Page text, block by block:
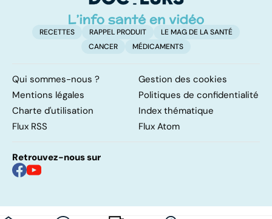
RECETTES RAPPEL PRODUIT
LE MAG DE LA SANTÉ
CANCER
MÉDICAMENTS
Qui sommes-nous ?
Gestion des cookies
Mentions légales
Politiques de confidentialité
Charte d'utilisation
Index thématique
Flux RSS
Flux Atom
Retrouvez-nous sur